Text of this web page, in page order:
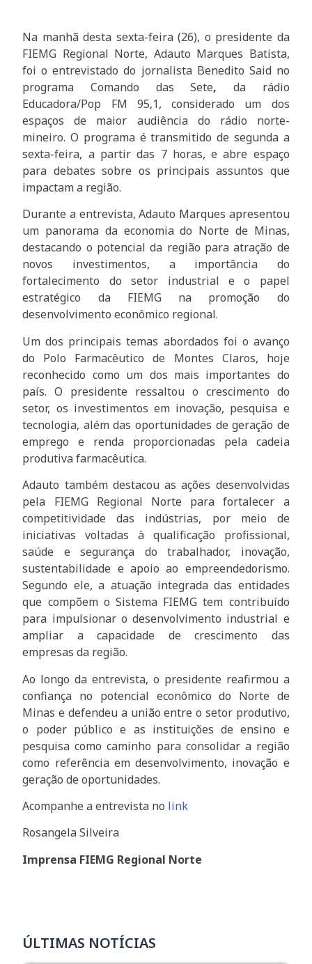
Na manhã desta sexta-feira (26), o presidente da
FIEMG Regional Norte, Adauto Marques Batista,
foi o entrevistado do jornalista Benedito Said no
programa Comando das Sete, da rádio
Educadora/Pop FM 95,1, considerado um dos
espaços de maior audiência do rádio norte-
mineiro. O programa é transmitido de segunda a
sexta-feira, a partir das 7 horas, e abre espaço
para debates sobre os principais assuntos que
impactam a região.
Durante a entrevista, Adauto Marques apresentou
um panorama da economia do Norte de Minas,
destacando o potencial da região para atração de
novos investimentos, a importância do
fortalecimento do setor industrial e o papel
estratégico da FIEMG na promoção do
desenvolvimento econômico regional.
Um dos principais temas abordados foi o avanço
do Polo Farmacêutico de Montes Claros, hoje
reconhecido como um dos mais importantes do
país. O presidente ressaltou o crescimento do
setor, os investimentos em inovação, pesquisa e
tecnologia, além das oportunidades de geração de
emprego e renda proporcionadas pela cadeia
produtiva farmacêutica.
Adauto também destacou as ações desenvolvidas
pela FIEMG Regional Norte para fortalecer a
competitividade das indústrias, por meio de
iniciativas voltadas à qualificação profissional,
saúde e segurança do trabalhador, inovação,
sustentabilidade e apoio ao empreendedorismo.
Segundo ele, a atuação integrada das entidades
que compõem o Sistema FIEMG tem contribuído
para impulsionar o desenvolvimento industrial e
ampliar a capacidade de crescimento das
empresas da região.
Ao longo da entrevista, o presidente reafirmou a
confiança no potencial econômico do Norte de
Minas e defendeu a união entre o setor produtivo,
o poder público e as instituições de ensino e
pesquisa como caminho para consolidar a região
como referência em desenvolvimento, inovação e
geração de oportunidades.
Acompanhe a entrevista no link
Rosangela Silveira
Imprensa FIEMG Regional Norte
ÚLTIMAS NOTÍCIAS